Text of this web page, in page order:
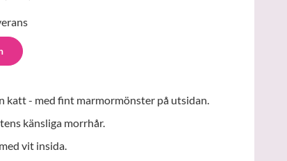
katt - med fint marmormönster på utsidan.
känsliga morrhår.
vit insida.